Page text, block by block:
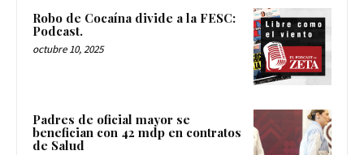
Robo de Cocaína divide a la FESC:
Podcast.
octubre 10, 2025
Padres de oficial mayor se
benefician con 42 mdp en contratos
de Salud